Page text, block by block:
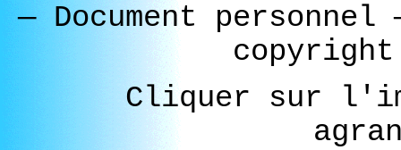
—Document personnel
copyright
Cliquer sur